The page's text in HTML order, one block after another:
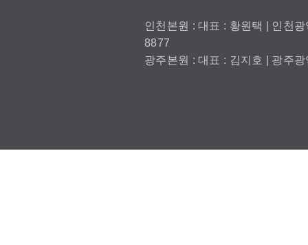
인천본원 : 대표 : 황원택 | 인천
8877
광주본원 : 대표 : 김지호 | 광주